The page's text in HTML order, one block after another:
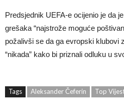
Predsjednik UEFA-e ocijenio je da
grešaka “najstrože moguće
požalivši se da ga evropski klubovi
“nikada” kako bi priznali odluku u
Tags Aleksander Čeferin Top